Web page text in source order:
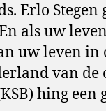
Erlo
als uw
uw leven in
van
hing een